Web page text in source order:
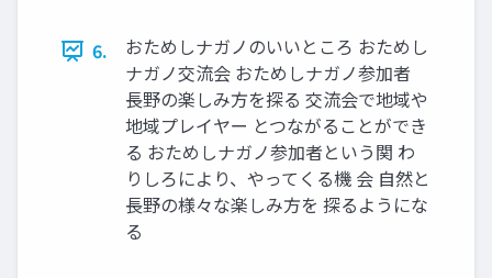
6.
おためしナガノのいいところ おためし
ナガノ交流会 おためしナガノ参加者
長野の楽しみ方を探る 交流会で地域や
地域プレイヤー とつながることができ
る おためしナガノ参加者という関 わ
りしろにより、やってくる機 会 自然と
長野の様々な楽しみ方を 探るようにな
る